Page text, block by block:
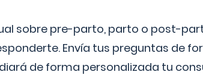
sobre pre-parto, parto o post-
Envía tus preguntas de
de forma personalizada tu